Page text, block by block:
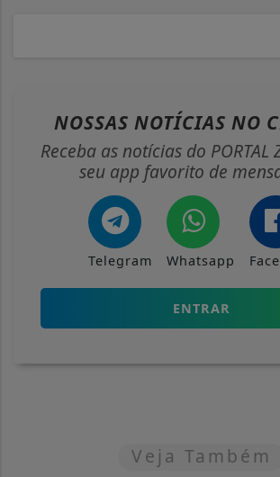
NOSSAS NOTÍCIAS NO
Receba as notícias do PORTAL
seu app favorito de
Telegram Whatsapp
ENTRAR
Veja Também